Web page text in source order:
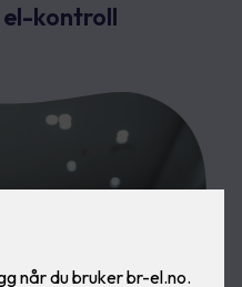
kontroll